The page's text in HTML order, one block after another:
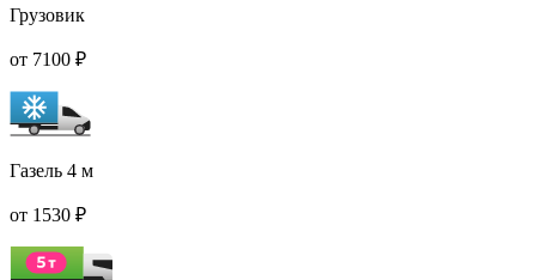
Грузовик
от 7100 ₽
Газель 4 м
от 1530 ₽